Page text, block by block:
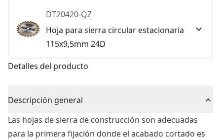
DT20420-QZ
Hoja para sierra circular estacionaria
115x9,5mm 24D
Detalles del producto
Descripción general
Las hojas de sierra de construcción son adecuadas
para la primera fijación donde el acabado cortado es